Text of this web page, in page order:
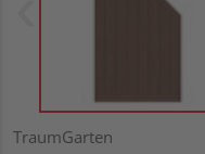
TraumGarten